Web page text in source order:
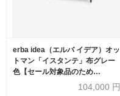
erba idea（エルバ イデア）オッ
トマン「イスタンテ」布グレー
色【セール対象品のため
104,000 円